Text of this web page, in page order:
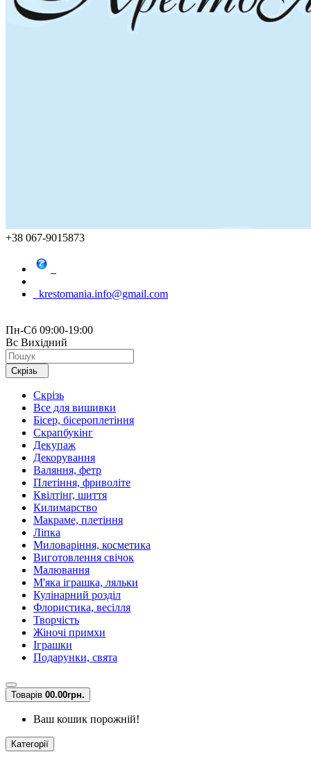
+38 067-9015873
krestomania.info@gmail.com
Пн-Сб 09:00-19:00
Вс Вихідний
Скрізь
Скрізь
Все для вишивки
Бісер, бісероплетіння
Скрапбукінг
Декупаж
Декорування
Валяння, фетр
Плетіння, фриволіте
Квілтінг, шиття
Килимарство
Макраме, плетіння
Ліпка
Миловаріння, косметика
Виготовлення свічок
Малювання
М'яка іграшка, ляльки
Кулінарний розділ
Флористика, весілля
Творчість
Жіночі примхи
Іграшки
Подарунки, свята
Товарів 00.00грн.
Ваш кошик порожній!
Категорії